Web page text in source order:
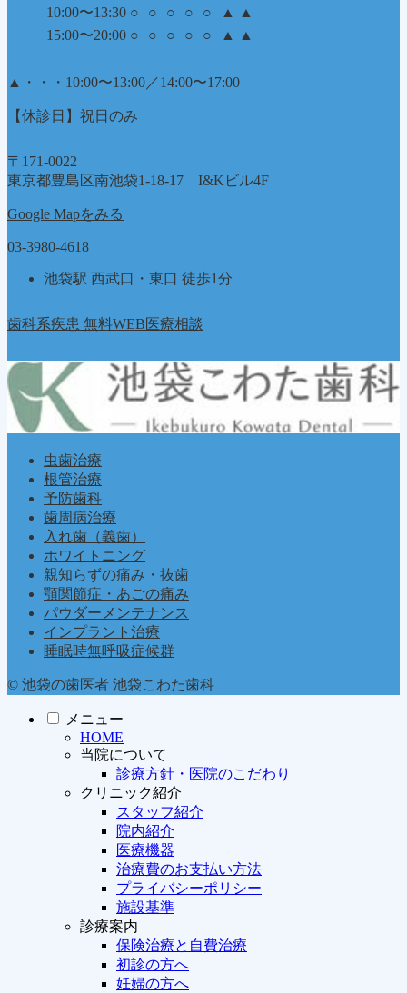
10:00〜13:30 ○ ○ ○ ○ ○ ▲
▲
15:00〜20:00 ○ ○ ○ ○ ○ ▲ ▲
▲ ・・・10:00〜13:00／14:00〜17:00
【休診日】祝日のみ
〒171-0022
東京都豊島区南池袋1-18-17 I&Kビル4F
Google Mapをみる
03-3980-4618
池袋駅 西武口・東口 徒歩1分
歯科系疾患 無料WEB医療相談
虫歯治療
根管治療
予防歯科
歯周病治療
入れ歯（義歯）
ホワイトニング
親知らずの痛み・抜歯
顎関節症・あごの痛み
パウダーメンテナンス
インプラント治療
睡眠時無呼吸症候群
© 池袋の歯医者 池袋こわた歯科
メニュー
HOME
当院について
診療方針・医院のこだわり
クリニック紹介
スタッフ紹介
院内紹介
医療機器
治療費のお支払い方法
プライバシーポリシー
施設基準
診療案内
保険治療と自費治療
初診の方へ
妊婦の方へ